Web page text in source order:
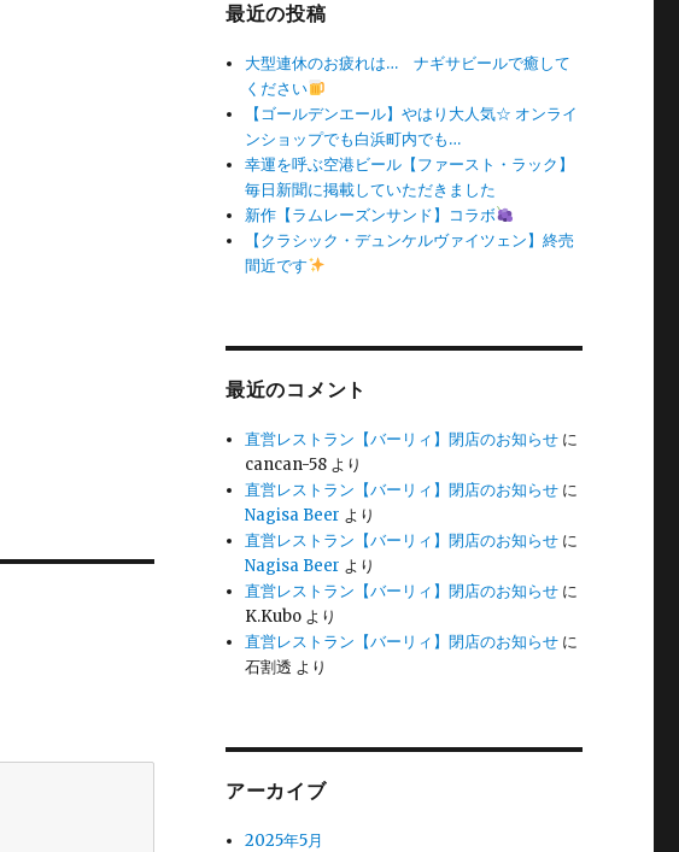
最近の投稿
大型連休のお疲れは… ナギサビールで癒して
ください
【ゴールデンエール】やはり大人気☆ オンライ
ンショップでも白浜町内でも…
幸運を呼ぶ空港ビール【ファースト・ラック】
毎日新聞に掲載していただきました
新作【ラムレーズンサンド】コラボ
【クラシック・デュンケルヴァイツェン】終売
間近です
最近のコメント
直営レストラン【バーリィ】閉店のお知らせ に
cancan-58 より
直営レストラン【バーリィ】閉店のお知らせ に
Nagisa Beer より
直営レストラン【バーリィ】閉店のお知らせ に
Nagisa Beer より
直営レストラン【バーリィ】閉店のお知らせ に
K.Kubo より
直営レストラン【バーリィ】閉店のお知らせ に
石割透 より
アーカイブ
2025年5月